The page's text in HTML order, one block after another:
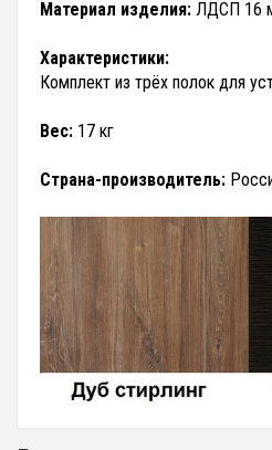
Материал изделия: ЛДСП 16
Характеристики:
Комплект из трёх полок для
Вес: 17 кг
Страна-производитель: